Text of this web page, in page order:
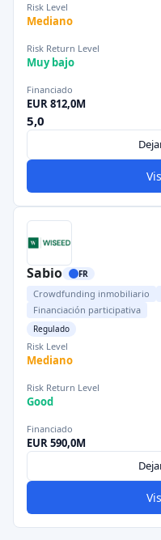
Risk Level
Mediano
Risk Return Level
Muy bajo
Financiado
EUR 812,0M
5,0
Sabio FR
Crowdfunding inmobiliario
Financiación participativa
Regulado
Risk Level
Mediano
Risk Return Level
Good
Financiado
EUR 590,0M